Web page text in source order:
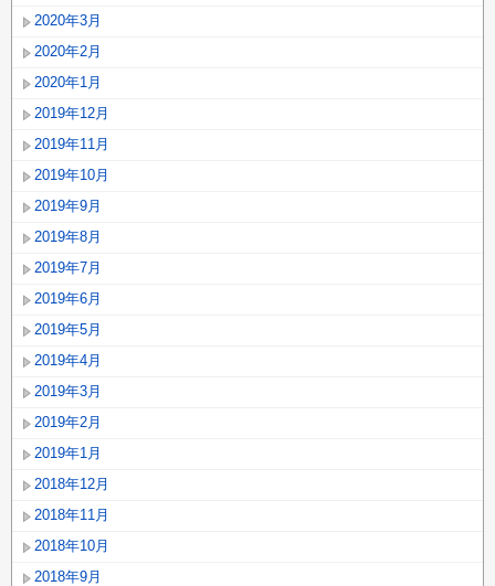
2020年3月
2020年2月
2020年1月
2019年12月
2019年11月
2019年10月
2019年9月
2019年8月
2019年7月
2019年6月
2019年5月
2019年4月
2019年3月
2019年2月
2019年1月
2018年12月
2018年11月
2018年10月
2018年9月